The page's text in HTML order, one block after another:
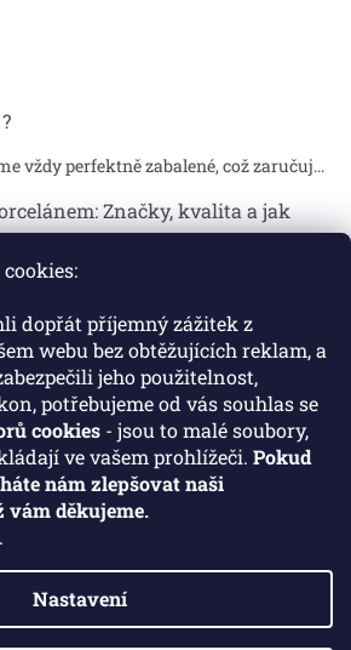
dopřát příjemný zážitek z
webu bez obtěžujících reklam, a
jeho použitelnost,
potřebujeme od vás souhlas se
cookies - jsou to malé soubory,
ve vašem prohlížeči. Pokud
nám zlepšovat naši
vám děkujeme.
.
Nastavení
vždy perfektně zabalené, což zaručuj...
Značky, kvalita a jak
ceněný Český porcelán patří dlou...
sklenice, aby se nepoškodily?
elegance, tradice a luxusu. ...
Vytvořil Shoptet